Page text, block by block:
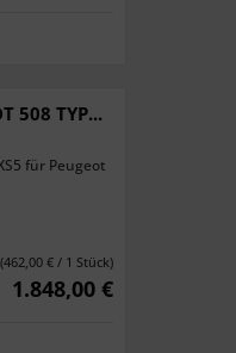
508 TYP...
für Peugeot
(462,00 € / 1 Stück)
1.848,00 €